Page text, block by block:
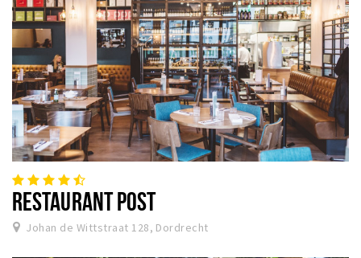
RESTAURANT POST
Johan de Wittstraat 128, Dordrecht